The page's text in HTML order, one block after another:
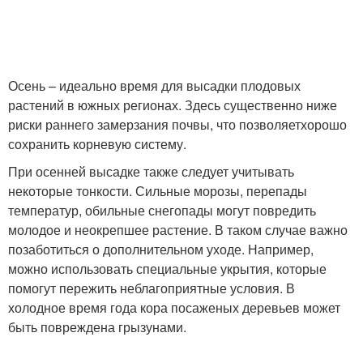
Осень – идеально время для высадки плодовых
растений в южных регионах. Здесь существенно ниже
риски раннего замерзания почвы, что позволяетхорошо
сохранить корневую систему.
При осенней высадке также следует учитывать
некоторые тонкости. Сильные морозы, перепады
температур, обильные снегопады могут повредить
молодое и неокрепшее растение. В таком случае важно
позаботиться о дополнительном уходе. Например,
можно использовать специальные укрытия, которые
помогут пережить неблагоприятные условия. В
холодное время года кора посаженых деревьев может
быть повреждена грызунами.